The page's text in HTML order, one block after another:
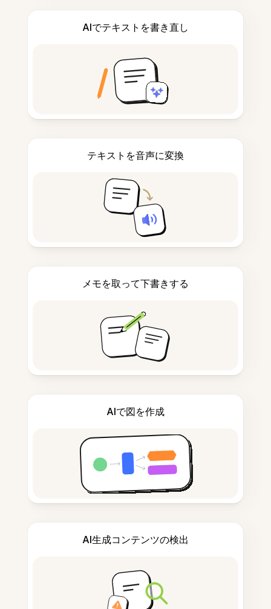
AIでテキストを書き直し
テキストを音声に変換
メモを取って下書きする
AIで図を作成
AI生成コンテンツの検出